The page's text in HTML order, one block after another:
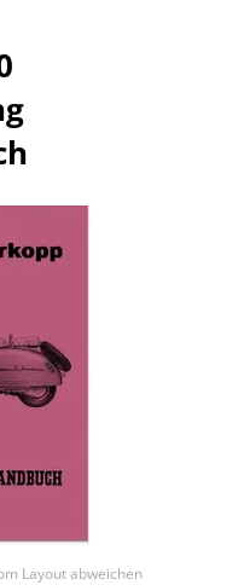
Layout abweichen